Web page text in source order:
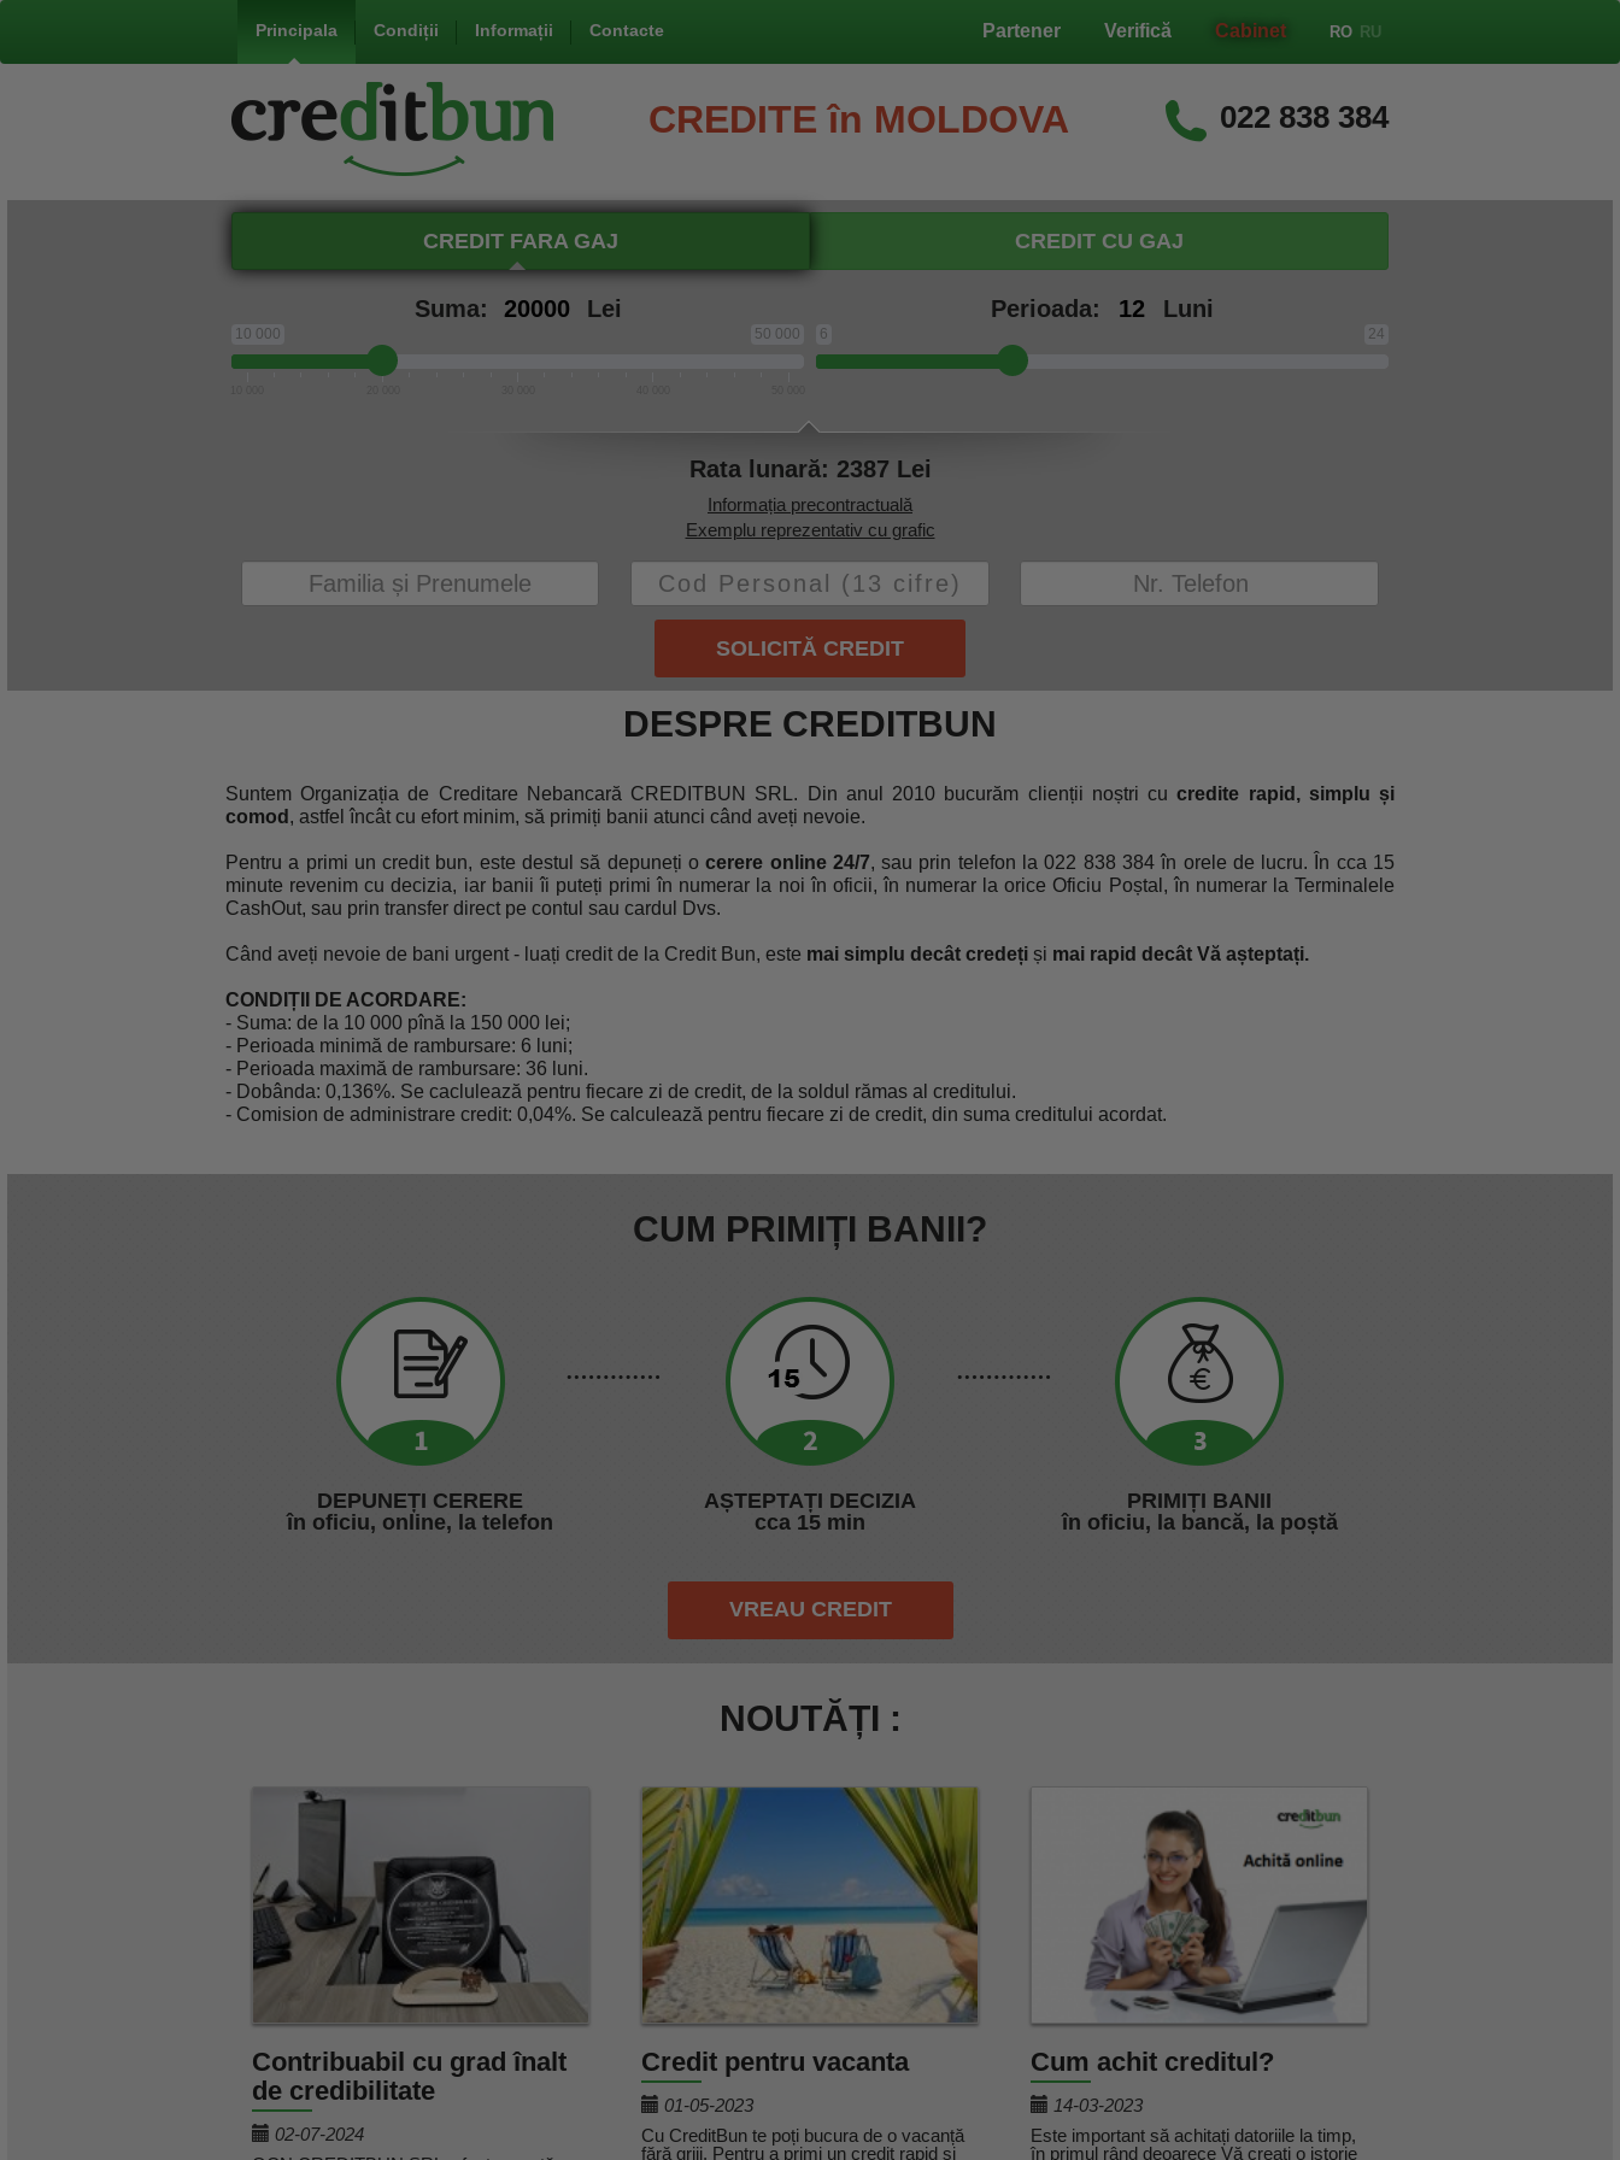
Principala Condiții Informații Contacte Partener Verifică Cabinet RO RU
CREDITE în MOLDOVA 022 838 384
CREDIT FARA GAJ CREDIT CU GAJ
Suma: Lei
10 000 50 000
Perioada: Luni
6 24
Rata lunară: 2387 Lei
Informația precontractuală
Exemplu reprezentativ cu grafic
SOLICITĂ CREDIT
DESPRE CREDITBUN
Suntem Organizația de Creditare Nebancară CREDITBUN SRL. Din anul 2010 bucurăm clienții noștri cucredite rapid, simplu și
comod , astfel încât cu efort minim, să primiți banii atunci când aveți nevoie.
Pentru a primi un credit bun, este destul să depuneți ocerere online 24/7, sau prin telefon la 022 838 384 în orele de lucru. În cca 15
minute revenim cu decizia, iar banii îi puteți primi în numerar la noi în oficii, în numerar la orice Oficiu Poștal, în numerar la Terminalele
CashOut, sau prin transfer direct pe contul sau cardul Dvs.
Când aveți nevoie de bani urgent - luați credit de la Credit Bun, este mai simplu decât credeți și mai rapid decât Vă așteptați.
CONDIȚII DE ACORDARE:
- Suma: de la 10 000 pînă la 150 000 lei;
- Perioada minimă de rambursare: 6 luni;
- Perioada maximă de rambursare: 36 luni.
- Dobânda: 0,136%. Se caclulează pentru fiecare zi de credit, de la soldul rămas al creditului.
- Сomision de administrare credit: 0,04%. Se calculează pentru fiecare zi de credit, din suma creditului acordat.
CUM PRIMIȚI BANII?
DEPUNEȚI CERERE
în oficiu, online, la telefon
AȘTEPTAȚI DECIZIA
cca 15 min
PRIMIȚI BANII
în oficiu, la bancă, la poștă
VREAU CREDIT
NOUTĂȚI :
Contribuabil cu grad înalt
de credibilitate
02-07-2024
Credit pentru vacanta
01-05-2023
Cu CreditBun te poți bucura de o vacanță
fără griji. Pentru a primi un credit rapid si
Cum achit creditul?
14-03-2023
Este important să achitați datoriile la timp,
în primul rând deoarece Vă creați o istorie